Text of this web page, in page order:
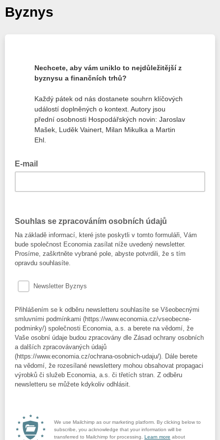
Byznys
Nechcete, aby vám uniklo to nejdůležitější z
byznysu a finančních trhů?
Každý pátek od nás dostanete souhrn klíčových
událostí doplněných o kontext. Autory jsou
přední osobnosti Hospodářských novin: Jaroslav
Mašek, Luděk Vainert, Milan Mikulka a Martin
Ehl.
E-mail
Souhlas se zpracováním osobních údajů
Na základě informací, které jste poskytli v tomto formuláři, Vám
bude společnost Economia zasílat níže uvedený newsletter.
Prosíme, zaškrtněte vybrané pole, abyste potvrdili, že s tím
opravdu souhlasíte.
Newsletter Byznys
Přihlášením se k odběru newsletteru souhlasíte se Všeobecnými
smluvními podmínkami (https://www.economia.cz/vseobecne-
podminky/) společnosti Economia, a.s. a berete na vědomí, že
Vaše osobní údaje budou zpracovány dle Zásad ochrany osobních
a dalších zpracovávaných údajů
(https://www.economia.cz/ochrana-osobnich-udaju/). Dále berete
na vědomí, že rozesílané newslettery mohou obsahovat propagaci
výrobků či služeb Economia, a.s. či třetích stran. Z odběru
newsletteru se můžete kdykoliv odhlásit.
We use Mailchimp as our marketing platform. By clicking below to
subscribe, you acknowledge that your information will be
transferred to Mailchimp for processing. Learn more about